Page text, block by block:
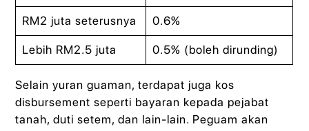
RM2 juta seterusnya 0.6%
Lebih RM2.5 juta 0.5% (boleh dirunding)
Selain yuran guaman, terdapat juga kos
disbursement seperti bayaran kepada pejabat
tanah, duti setem, dan lain-lain. Peguam akan